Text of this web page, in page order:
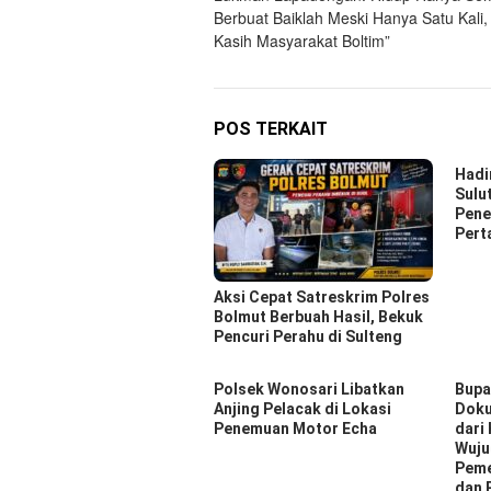
Berbuat Baiklah Meski Hanya Satu Kali,
Kasih Masyarakat Boltim”
POS TERKAIT
Aksi Cepat Satreskrim Polres
Bolmut Berbuah Hasil, Bekuk
Pencuri Perahu di Sulteng
Polsek Wonosari Libatkan
Anjing Pelacak di Lokasi
Penemuan Motor Echa
dari